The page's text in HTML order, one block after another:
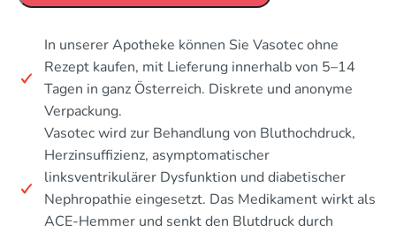
In unserer Apotheke können Sie Vasotec ohne
Rezept kaufen, mit Lieferung innerhalb von 5–14
Tagen in ganz Österreich. Diskrete und anonyme
Verpackung.
Vasotec wird zur Behandlung von Bluthochdruck,
Herzinsuffizienz, asymptomatischer
linksventrikulärer Dysfunktion und diabetischer
Nephropathie eingesetzt. Das Medikament wirkt als
ACE-Hemmer und senkt den Blutdruck durch